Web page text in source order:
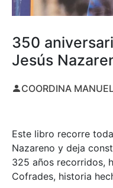
350
Jesús
COORDINA
Este libro recorre
Nazareno y deja
325 años recorridos,
Cofrades, historia